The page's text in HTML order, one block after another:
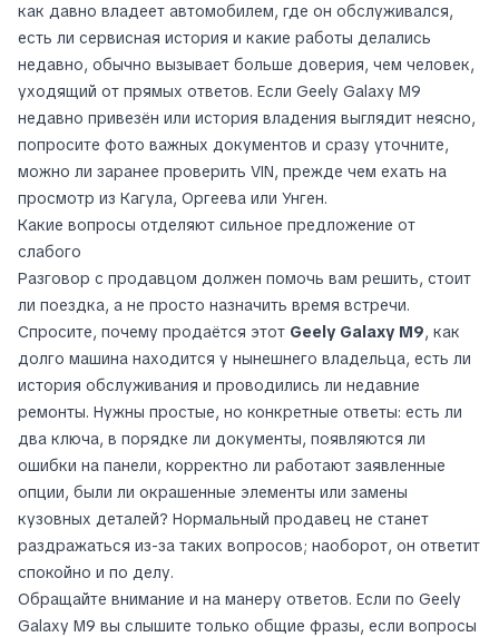
как давно владеет автомобилем, где он обслуживался,
есть ли сервисная история и какие работы делались
недавно, обычно вызывает больше доверия, чем человек,
уходящий от прямых ответов. Если Geely Galaxy M9
недавно привезён или история владения выглядит неясно,
попросите фото важных документов и сразу уточните,
можно ли заранее проверить VIN, прежде чем ехать на
просмотр из Кагула, Оргеева или Унген.
Какие вопросы отделяют сильное предложение от
слабого
Разговор с продавцом должен помочь вам решить, стоит
ли поездка, а не просто назначить время встречи.
Спросите, почему продаётся этот Geely Galaxy M9, как
долго машина находится у нынешнего владельца, есть ли
история обслуживания и проводились ли недавние
ремонты. Нужны простые, но конкретные ответы: есть ли
два ключа, в порядке ли документы, появляются ли
ошибки на панели, корректно ли работают заявленные
опции, были ли окрашенные элементы или замены
кузовных деталей? Нормальный продавец не станет
раздражаться из-за таких вопросов; наоборот, он ответит
спокойно и по делу.
Обращайте внимание и на манеру ответов. Если по Geely
Galaxy M9 вы слышите только общие фразы, если вопросы